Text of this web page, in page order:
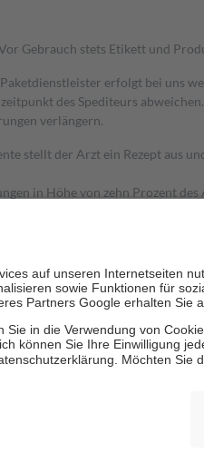
Gebrauch stets Etikett und
erfolgt bei uns
des Spediteurs
verlängern.
stellt der Arzt ein Rezept aus
in Höhe von zehn Prozent des
Online-Apotheken.
ihre eigene Gesundheit zu
18. Lebensjahr mit
die von der GKV
hc/de/articles/